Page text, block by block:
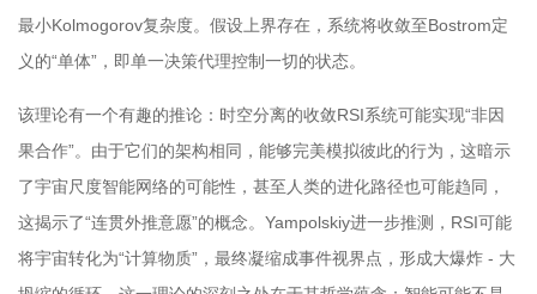
最小Kolmogorov复杂度。假设上界存在，系统将收敛至Bostrom定
义的“单体”，即单一决策代理控制一切的状态。
该理论有一个有趣的推论：时空分离的收敛RSI系统可能实现“非因
果合作”。由于它们的架构相同，能够完美模拟彼此的行为，这暗示
了宇宙尺度智能网络的可能性，甚至人类的进化路径也可能趋同，
这揭示了“连贯外推意愿”的概念。Yampolskiy进一步推测，RSI可能
将宇宙转化为“计算物质”，最终凝缩成事件视界点，形成大爆炸 - 大